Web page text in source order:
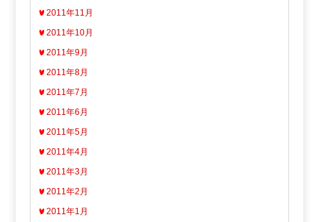
2011年11月
2011年10月
2011年9月
2011年8月
2011年7月
2011年6月
2011年5月
2011年4月
2011年3月
2011年2月
2011年1月